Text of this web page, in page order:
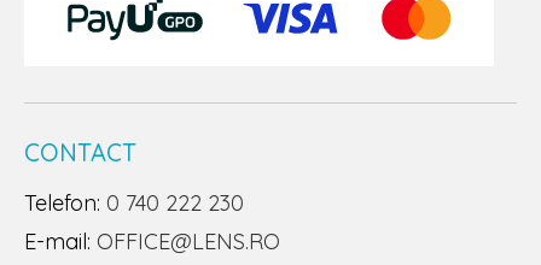
CONTACT
Telefon: 0 740 222 230
E-mail: OFFICE@LENS.RO